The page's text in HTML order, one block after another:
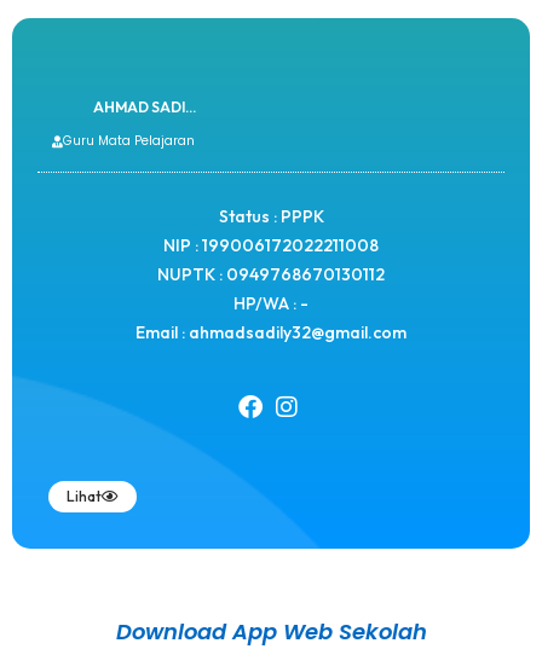
AHMAD SADI...
Guru Mata Pelajaran
Status : PPPK
NIP : 199006172022211008
NUPTK : 0949768670130112
HP/WA : -
Email : ahmadsadily32@gmail.com
Lihat
Download App Web Sekolah